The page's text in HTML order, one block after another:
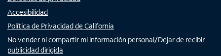
Accesibilidad
Política de Privacidad de California
No vender ni compartir mi información personal/Dejar de recibir
publicidad dirigida